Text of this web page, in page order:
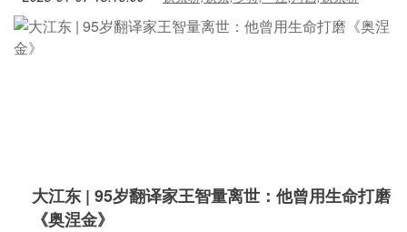
大江东 | 95岁翻译家王智量离世：他曾用生命打磨
《奥涅金》